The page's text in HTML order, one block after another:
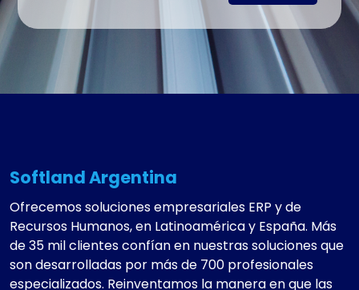
Softland Argentina
Ofrecemos soluciones empresariales ERP y de
Recursos Humanos, en Latinoamérica y España. Más
de 35 mil clientes confían en nuestras soluciones que
son desarrolladas por más de 700 profesionales
especializados. Reinventamos la manera en que las